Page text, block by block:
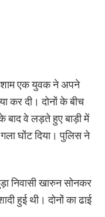
शाम एक युवक ने अपने
कर दी। दोनों के बीच
वे लड़ते हुए बाड़ी में
घोंट दिया। पुलिस ने
निवासी खारुन सोनकर
हुई थी। दोनों का ढाई